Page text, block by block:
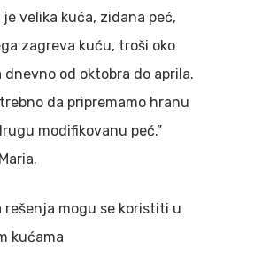
velika kuća, zidana peć,
zagreva kuću, troši oko
dnevno od oktobra do aprila.
da pripremamo hranu
modifikovanu peć.”
rešenja mogu se koristiti u
kućama